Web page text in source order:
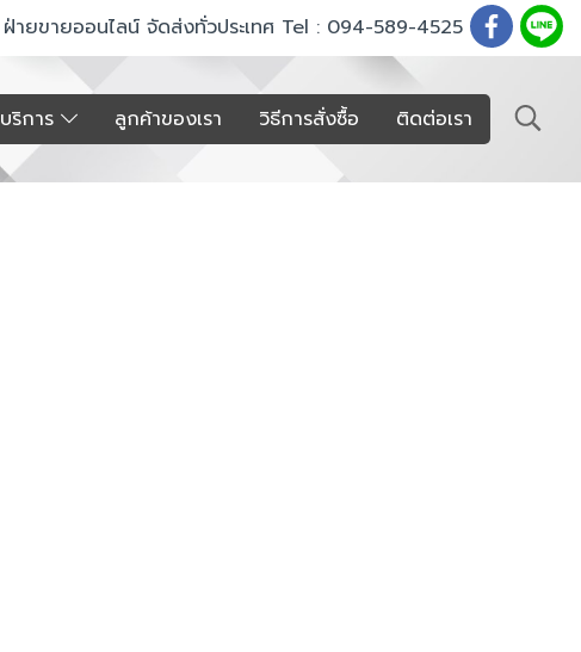
ฝ่ายขายออนไลน์ จัดส่งทั่วประเทศ Tel : 094-589-4525
บริการ ลูกค้าของเรา วิธีการสั่งซื้อ ติดต่อเรา